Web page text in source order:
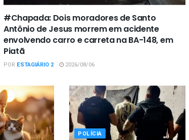
#Chapada: Dois moradores de Santo
Antônio de Jesus morrem em acidente
envolvendo carro e carreta na BA-148, em
Piatã
POR ESTAGIÁRIO 2 2026/08/06
POLÍCIA